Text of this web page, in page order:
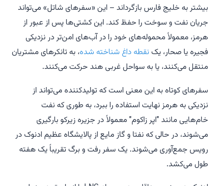
بیشتر به خلیج فارس بازگرداند – این «سفرهای شاتل» می‌تواند
جریان نفت و سوخت را حفظ کند. این کشتی‌ها پس از عبور از
هرمز، معمولاً محموله‌های خود را در آب‌های امن‌تر در نزدیکی
فجیره یا صحار، یک نقطه داغ شناخته شده، به تانکرهای مشتریان
منتقل می‌کنند، یا به سواحل غربی هند حرکت می‌کنند.
سفرهای کوتاه به این معنی است که تولیدکننده می‌تواند از
نزدیکی به هرمز نهایت استفاده را ببرد، به طوری که نفت
خام‌هایی مانند "اپر زاکوم" معمولاً در جزیره زیرکو بارگیری
می‌شوند، در حالی که نفتا و گاز مایع از پالایشگاه عظیم ادنوک در
رویس جمع‌آوری می‌شوند. یک سفر رفت و برگ تقریباً یک هفته
طول می‌کشد.